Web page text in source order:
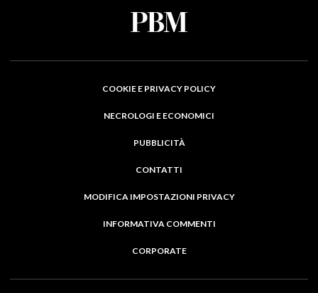
COOKIE E PRIVACY POLICY
NECROLOGI E ECONOMICI
PUBBLICITÀ
CONTATTI
MODIFICA IMPOSTAZIONI PRIVACY
INFORMATIVA COMMENTI
CORPORATE